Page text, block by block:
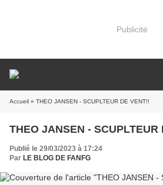
Publicité
Accueil » THEO JANSEN - SCUPLTEUR DE VENT!!
THEO JANSEN - SCUPLTEUR
Publié le 29/03/2023 à 17:24
Par LE BLOG DE FANFG